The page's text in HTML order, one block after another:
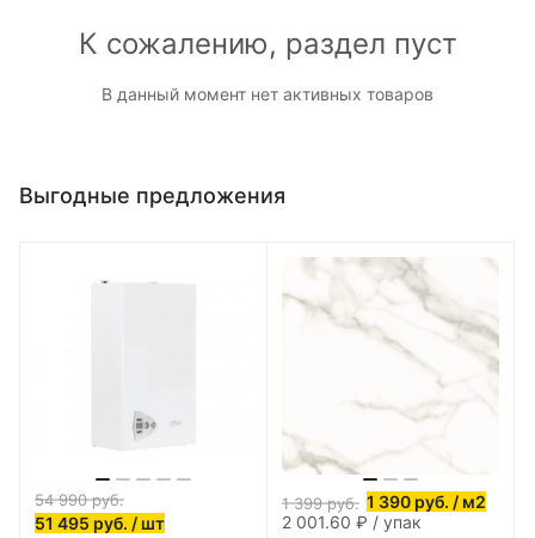
К сожалению, раздел пуст
В данный момент нет активных товаров
Выгодные предложения
54 990руб.
51 495 руб. / шт
1 399руб. 1 390 руб. / м2
2 001.60 ₽ / упак